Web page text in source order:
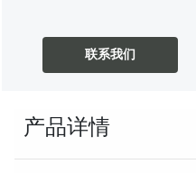
联系我们
产品详情